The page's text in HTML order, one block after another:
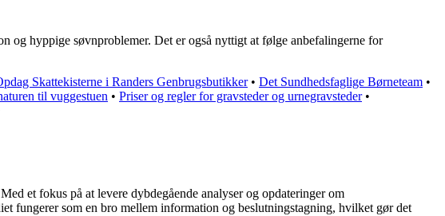
hyppige søvnproblemer. Det er også nyttigt at følge anbefalingerne for
Skattekisterne i Randers Genbrugsbutikker• Det Sundhedsfaglige Børneteam •
til vuggestuen • Priser og regler for gravsteder og urnegravsteder•
et fokus på at levere dybdegående analyser og opdateringer om
fungerer som en bro mellem information og beslutningstagning, hvilket gør det